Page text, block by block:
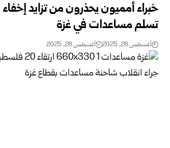
خبراء أمميون يحذرون من تزايد إخفاء
تسلم مساعدات في غزة
أغسطس 28, 2025 أغسطس 28, 2025